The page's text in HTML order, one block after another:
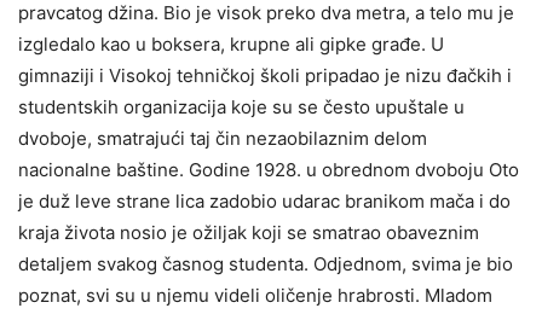
pravcatog džina. Bio je visok preko dva metra, a telo mu je
izgledalo kao u boksera, krupne ali gipke građe. U
gimnaziji i Visokoj tehničkoj školi pripadao je nizu đačkih i
studentskih organizacija koje su se često upuštale u
dvoboje, smatrajući taj čin nezaobilaznim delom
nacionalne baštine. Godine 1928. u obrednom dvoboju Oto
je duž leve strane lica zadobio udarac branikom mača i do
kraja života nosio je ožiljak koji se smatrao obaveznim
detaljem svakog časnog studenta. Odjednom, svima je bio
poznat, svi su u njemu videli oličenje hrabrosti. Mladom